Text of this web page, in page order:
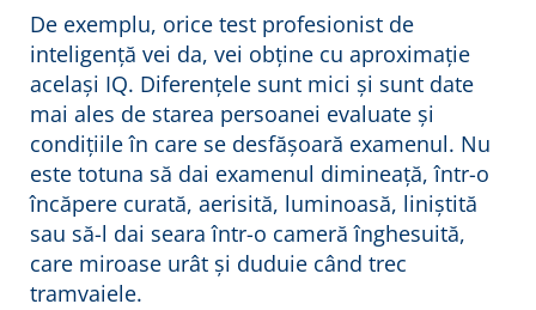
De exemplu, orice test profesionist de
inteligență vei da, vei obține cu aproximație
același IQ. Diferențele sunt mici și sunt date
mai ales de starea persoanei evaluate și
condițiile în care se desfășoară examenul. Nu
este totuna să dai examenul dimineață, într-o
încăpere curată, aerisită, luminoasă, liniștită
sau să-l dai seara într-o cameră înghesuită,
care miroase urât și duduie când trec
tramvaiele.